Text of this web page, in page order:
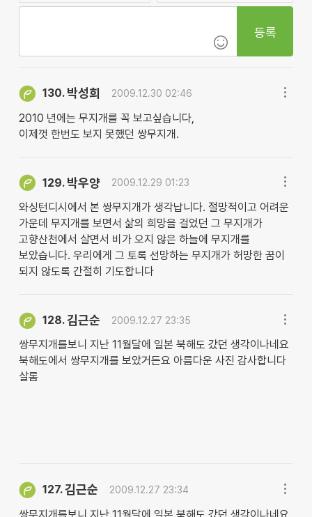
등록
130. 박성희 2009.12.30 02:46
2010 년에는 무지개를 꼭 보고싶습니다,
이제껏 한번도 보지 못했던 쌍무지개.
129. 박우양 2009.12.29 01:23
와싱턴디시에서 본 쌍무지개가 생각납니다. 절망적이고 어려운
가운데 무지개를 보면서 삶의 희망을 걸었던 그 무지개가
고향산천에서 살면서 비가 오지 않은 하늘에 무지개를
보았습니다. 우리에게 그 토록 선망하는 무지개가 허망한 꿈이
되지 않도록 간절히 기도합니다
128.김근순 2009.12.27 23:35
쌍무지개를보니 지난 11월달에 일본 북해도 갔던 생각이나네요
북해도에서 쌍무지개를 보았거든요 아름다운 사진 감사합니다
살롬
127.김근순 2009.12.27 23:34